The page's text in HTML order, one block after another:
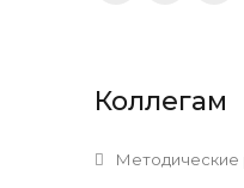
Коллегам
Методические